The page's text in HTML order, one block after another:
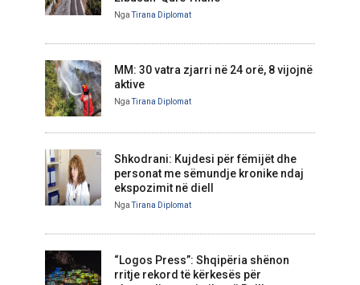
NgaTirana Diplomat
MM: 30 vatra zjarri në 24 orë, 8 vijojnë
aktive
NgaTirana Diplomat
Shkodrani: Kujdesi për fëmijët dhe
personat me sëmundje kronike ndaj
ekspozimit në diell
NgaTirana Diplomat
“Logos Press”: Shqipëria shënon
rritje rekord të kërkesës për